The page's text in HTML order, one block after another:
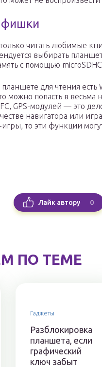
фишки
читать любимые
выбирать
с помощью
для чтения есть
можно попасть в весьма
GPS-модулей — это
навигатора или
то эти функции
Лайк автору 0
ПО ТЕМЕ
Гаджеты
Разблокировка
планшета, если
графический
ключ забыт